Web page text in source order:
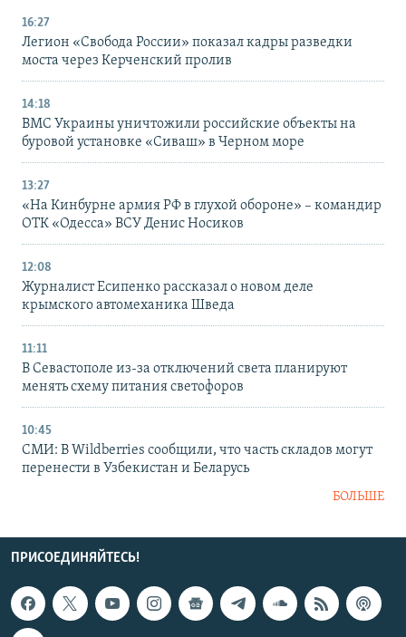
16:27
Легион «Свобода России» показал кадры разведки
моста через Керченский пролив
14:18
ВМС Украины уничтожили российские объекты на
буровой установке «Сиваш» в Черном море
13:27
«На Кинбурне армия РФ в глухой обороне» – командир
ОТК «Одесса» ВСУ Денис Носиков
12:08
Журналист Есипенко рассказал о новом деле
крымского автомеханика Шведа
11:11
В Севастополе из-за отключений света планируют
менять схему питания светофоров
10:45
СМИ: В Wildberries сообщили, что часть складов могут
перенести в Узбекистан и Беларусь
БОЛЬШЕ
ПРИСОЕДИНЯЙТЕСЬ!